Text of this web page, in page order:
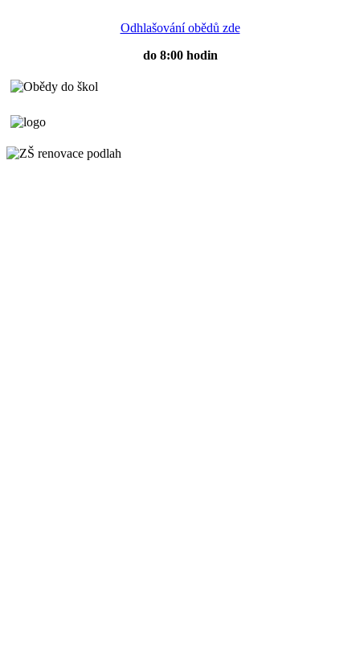
Odhlašování obědů zde
do 8:00 hodin